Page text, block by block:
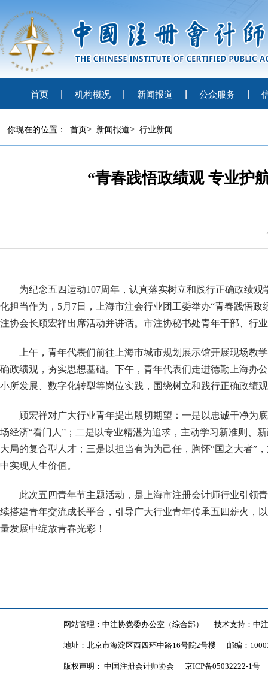
首页 机构概况 新闻报道 公众服务
你现在的位置： 首页> 新闻报道> 行业新闻
“青春践悟政绩观 专业护
为纪念五四运动107周年，认真落实树立和践行正确政绩
化担当作为，5月7日，上海市注会行业团工委举办“青春践悟
注协会长顾宏祥出席活动并讲话。市注协秘书处青年干部、行
上午，青年代表们前往上海市城市规划展示馆开展现场
确政绩观，夯实思想基础。下午，青年代表们走进德勤上海办
小所发展、数字化转型等岗位实践，围绕树立和践行正确政绩
顾宏祥对广大行业青年提出殷切期望：一是以忠诚干净为
场经济“看门人”；二是以专业精湛为追求，主动学习新准则、
大局的复合型人才；三是以担当有为为己任，胸怀“国之大者”
中实现人生价值。
此次五四青年节主题活动，是上海市注册会计师行业引领
续搭建青年交流成长平台，引导广大行业青年传承五四薪火，
量发展中绽放青春光彩！
网站管理：中注协党委办公室（综合部） 技术支持：中
地址：北京市海淀区西四环中路16号院2号楼 邮编：
版权声明： 中国注册会计师协会 京ICP备05032222-1号